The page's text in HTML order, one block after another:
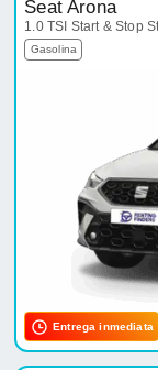
Seat Arona
1.0 TSI Start & Stop
Gasolina
Entrega inmediata